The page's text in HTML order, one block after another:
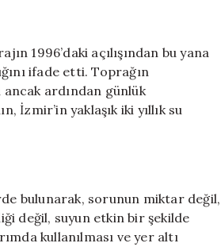
1996’daki açılışından bu yana
ifade etti. Toprağın
ancak ardından günlük
İzmir’in yaklaşık iki yıllık su
bulunarak, sorunun miktar değil,
değil, suyun etkin bir şekilde
kullanılması ve yer altı